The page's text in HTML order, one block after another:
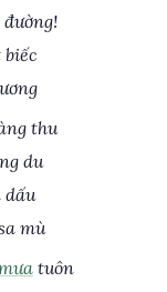
thu
du
dấu
mù
tuôn